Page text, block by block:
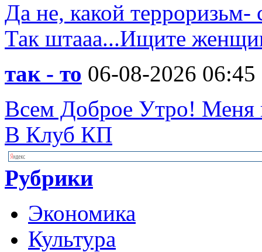
Да не, какой терроризьм-
Так штааа...Ищите
так - то 06-08-2026 06:45
Всем Доброе Утро! Меня
В Клуб КП
Рубрики
Экономика
Культура